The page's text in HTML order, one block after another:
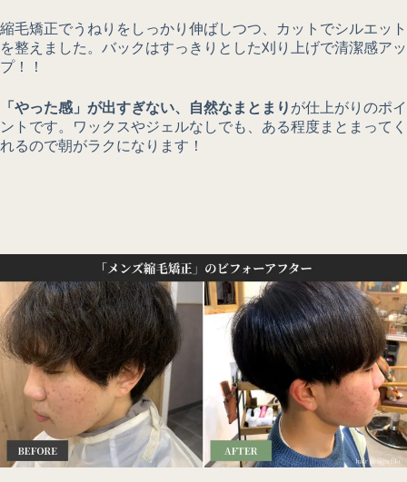
縮毛矯正でうねりをしっかり伸ばしつつ、カットでシルエット
を整えました。バックはすっきりとした刈り上げで清潔感アッ
プ！！
「やった感」が出すぎない、自然なまとまり が仕上がりのポイ
ントです。ワックスやジェルなしでも、ある程度まとまってく
れるので朝がラクになります！